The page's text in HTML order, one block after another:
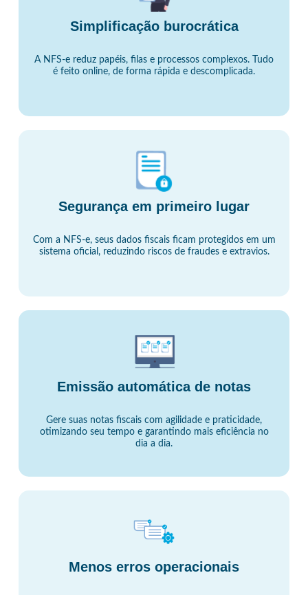
Simplificação burocrática
A NFS-e reduz papéis, filas e processos complexos. Tudo
é feito online, de forma rápida e descomplicada.
Segurança em primeiro lugar
Com a NFS-e, seus dados fiscais ficam protegidos em um
sistema oficial, reduzindo riscos de fraudes e extravios.
Emissão automática de notas
Gere suas notas fiscais com agilidade e praticidade,
otimizando seu tempo e garantindo mais eficiência no
dia a dia.
Menos erros operacionais